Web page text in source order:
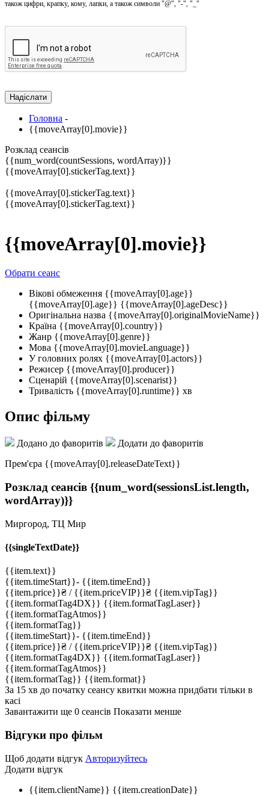
також цифри, крапку, кому, лапки, а також символи "@", "-", "_"
Головна -
{{moveArray[0].movie}}
Розклад сеансів
{{num_word(countSessions, wordArray)}}
{{moveArray[0].stickerTag.text}}
{{moveArray[0].stickerTag.text}}
{{moveArray[0].stickerTag.text}}
{{moveArray[0].movie}}
Обрати сеанс
Вікові обмеження {{moveArray[0].age}}
{{moveArray[0].age}} {{moveArray[0].ageDesc}}
Оригінальна назва {{moveArray[0].originalMovieName}}
Країна {{moveArray[0].country}}
Жанр {{moveArray[0].genre}}
Мова {{moveArray[0].movieLanguage}}
У головних ролях {{moveArray[0].actors}}
Режисер {{moveArray[0].producer}}
Сценарій {{moveArray[0].scenarist}}
Тривалість {{moveArray[0].runtime}} хв
Опис фільму
Додано до фаворитів
Додати до фаворитів
Прем'єра {{moveArray[0].releaseDateText}}
Розклад сеансів {{num_word(sessionsList.length,
wordArray)}}
Миргород, ТЦ Мир
{{singleTextDate}}
{{item.text}}
{{item.timeStart}}- {{item.timeEnd}}
{{item.price}}₴ / {{item.priceVIP}}₴ {{item.vipTag}}
{{item.formatTag4DX}} {{item.formatTagLaser}}
{{item.formatTagAtmos}}
{{item.formatTag}}
{{item.timeStart}}- {{item.timeEnd}}
{{item.price}}₴ / {{item.priceVIP}}₴ {{item.vipTag}}
{{item.formatTag4DX}} {{item.formatTagLaser}}
{{item.formatTagAtmos}}
{{item.formatTag}} {{item.format}}
За 15 хв до початку сеансу квитки можна придбати тільки в
касі
Завантажити ще 0 cеансів Показати менше
Відгуки про фільм
Щоб додати відгук Авторизуйтесь
Додати відгук
{{item.clientName}} {{item.creationDate}}